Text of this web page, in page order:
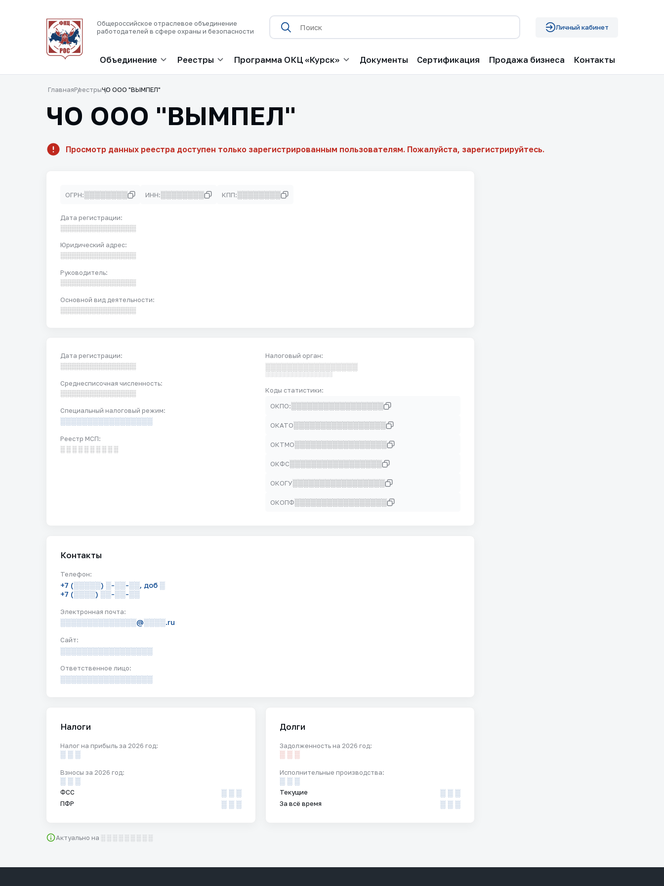
Общероссийское отраслевое объединение
работодателей в сфере охраны и безопасности
Личный кабинет
Объединение Реестры Программа ОКЦ «Курск» Документы Сертификация Продажа бизнеса Контакты
ГлавнаяРеестрыЧО ООО "ВЫМПЕЛ"
ЧО ООО "ВЫМПЕЛ"
Просмотр данных реестра доступен только зарегистрированным пользователям. Пожалуйста, зарегистрируйтесь.
ОГРН:░░░░░░░░ ИНН:░░░░░░░░ КПП:░░░░░░░░
Дата регистрации:
░░░░░░░░░░░░░░░░░
Юридический адрес:
░░░░░░░░░░░░░░░░░
Руководитель:
░░░░░░░░░░░░░░░░░
Основной вид деятельности:
░░░░░░░░░░░░░░░░░
Дата регистрации:
░░░░░░░░░░░░░░░░░
Среднесписочная численность:
░░░░░░░░░░░░░░░░░
Специальный налоговый режим:
░░░░░░░░░░░░░░░░░
Реестр МСП:
░ ░ ░ ░ ░ ░ ░ ░ ░ ░
Налоговый орган:
░░░░░░░░░░░░░░░░░
░░░░░░░░░░░░░░░░░
Коды статистики:
ОКПО:░░░░░░░░░░░░░░░░░
ОКАТО░░░░░░░░░░░░░░░░░
ОКТМО░░░░░░░░░░░░░░░░░
ОКФС░░░░░░░░░░░░░░░░░
ОКОГУ░░░░░░░░░░░░░░░░░
ОКОПФ░░░░░░░░░░░░░░░░░
Контакты
Телефон:
+7 (░░░░░) ░-░░-░░, доб ░
+7 (░░░░) ░░-░░-░░
Электронная почта:
░░░░░░░░░░░░░░@░░░░.ru
Сайт:
░░░░░░░░░░░░░░░░░
Ответственное лицо:
░░░░░░░░░░░░░░░░░
Налоги
Налог на прибыль за 2026 год:
░ ░ ░
Взносы за 2026 год:
░ ░ ░
ФСС ░ ░ ░
ПФР ░ ░ ░
Долги
Задолженность на 2026 год:
░ ░ ░
Исполнительные производства:
░ ░ ░
Текущие ░ ░ ░
За всё время ░ ░ ░
Актуально на ░ ░ ░ ░ ░ ░ ░ ░ ░